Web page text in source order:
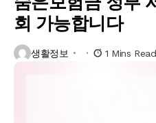
회 가능합니다
생활정보 1 Mins Read